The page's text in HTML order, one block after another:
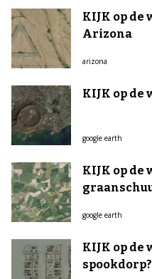
KIJK op
Arizona
arizona
KIJK op de
google earth
KIJK op de
google earth
KIJK op de
spookdorp?